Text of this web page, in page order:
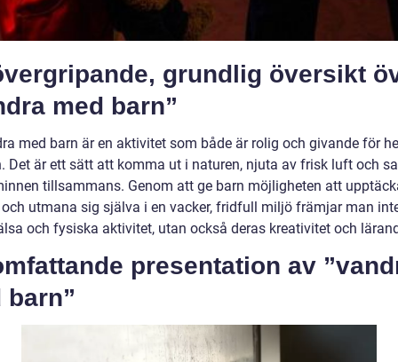
grundlig översikt
med barn”
med barn är en aktivitet som både är rolig och givande för
Det är ett sätt att komma ut i naturen, njuta av frisk luft och
tillsammans. Genom att ge barn möjligheten att
utmana sig själva i en vacker, fridfull miljö främjar man
och fysiska aktivitet, utan också deras kreativitet och
presentation av
barn”